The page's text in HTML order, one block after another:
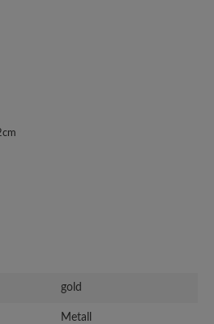
gold
Metall